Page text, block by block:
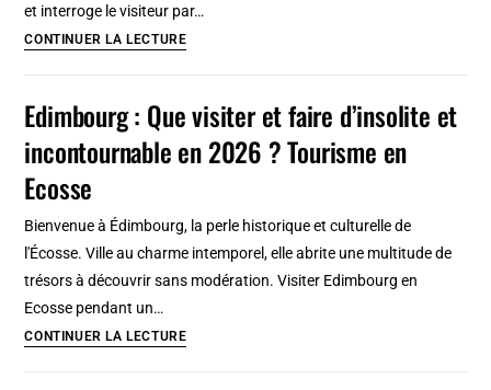
Tourisme
Sicile
et interroge le visiteur par…
CONTINUER LA LECTUREVisiter
2026
:
faire
et
découvrir
Tourisme
Edimbourg : Que visiter et faire d’insolite et
incontournable en 2026 ? Tourisme en
Ecosse
Bienvenue à Édimbourg, la perle historique et culturelle de
l'Écosse. Ville au charme intemporel, elle abrite une multitude de
trésors à découvrir sans modération. Visiter Edimbourg en
Ecosse pendant un…
CONTINUER LA LECTUREEdimbourg